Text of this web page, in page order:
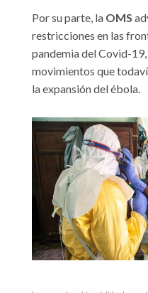
Por su parte, la OMS
restricciones en las
pandemia del Covid-
movimientos que
la expansión del ébola.